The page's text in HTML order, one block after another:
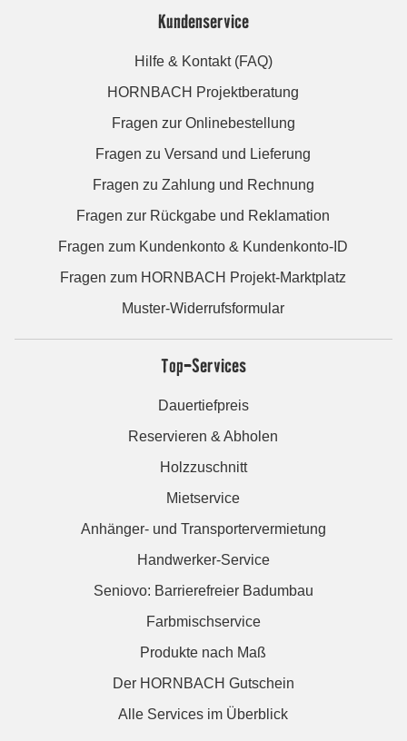
Kundenservice
Hilfe & Kontakt (FAQ)
HORNBACH Projektberatung
Fragen zur Onlinebestellung
Fragen zu Versand und Lieferung
Fragen zu Zahlung und Rechnung
Fragen zur Rückgabe und Reklamation
Fragen zum Kundenkonto & Kundenkonto-ID
Fragen zum HORNBACH Projekt-Marktplatz
Muster-Widerrufsformular
Top-Services
Dauertiefpreis
Reservieren & Abholen
Holzzuschnitt
Mietservice
Anhänger- und Transportervermietung
Handwerker-Service
Seniovo: Barrierefreier Badumbau
Farbmischservice
Produkte nach Maß
Der HORNBACH Gutschein
Alle Services im Überblick